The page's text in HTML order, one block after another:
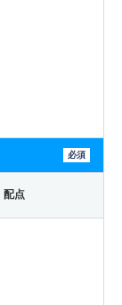
必須
配点